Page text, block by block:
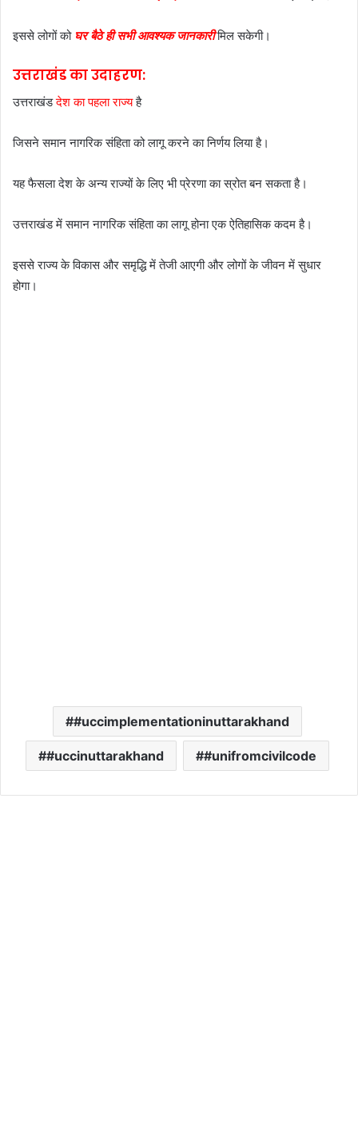
इससे लोगों को घर बैठे ही सभी आवश्यक जानकारी मिल सकेगी।
उत्तराखंड का उदाहरण:
उत्तराखंडदेश का पहला राज्यहै
जिसने समान नागरिक संहिता को लागू करने का निर्णय लिया है।
यह फैसला देश के अन्य राज्यों के लिए भी प्रेरणा का स्रोत बन सकता है।
उत्तराखंड में समान नागरिक संहिता का लागू होना एक ऐतिहासिक कदम है।
इससे राज्य के विकास और समृद्धि में तेजी आएगी और लोगों के जीवन में सुधार
होगा।
#uccimplementationinuttarakhand
#uccinuttarakhand #unifromcivilcode